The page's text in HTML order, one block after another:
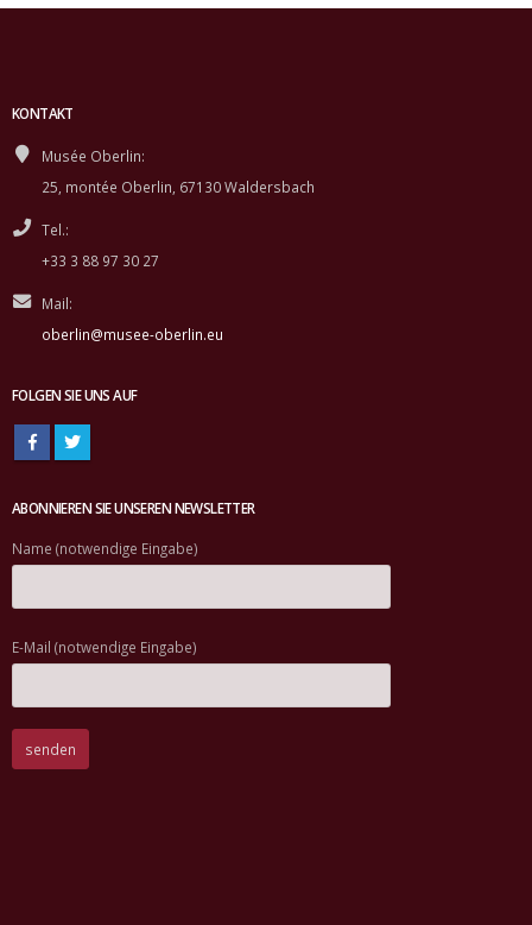
KONTAKT
Musée Oberlin:
25, montée Oberlin, 67130 Waldersbach
Tel.:
+33 3 88 97 30 27
Mail:
oberlin@musee-oberlin.eu
FOLGEN SIE UNS AUF
ABONNIEREN SIE UNSEREN NEWSLETTER
Name (notwendige Eingabe)
E-Mail (notwendige Eingabe)